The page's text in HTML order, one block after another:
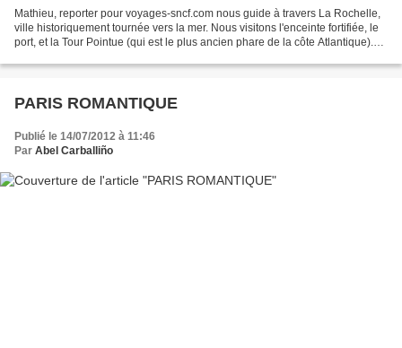
Mathieu, reporter pour voyages-sncf.com nous guide à travers La Rochelle,
ville historiquement tournée vers la mer. Nous visitons l'enceinte fortifiée, le
port, et la Tour Pointue (qui est le plus ancien phare de la côte Atlantique).
PARIS ROMANTIQUE
Publié le 14/07/2012 à 11:46
Par Abel Carballiño